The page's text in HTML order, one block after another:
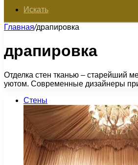
Искать
Главная/драпировка
драпировка
Отделка стен тканью – старейший
уютом. Современные дизайнеры
Стены